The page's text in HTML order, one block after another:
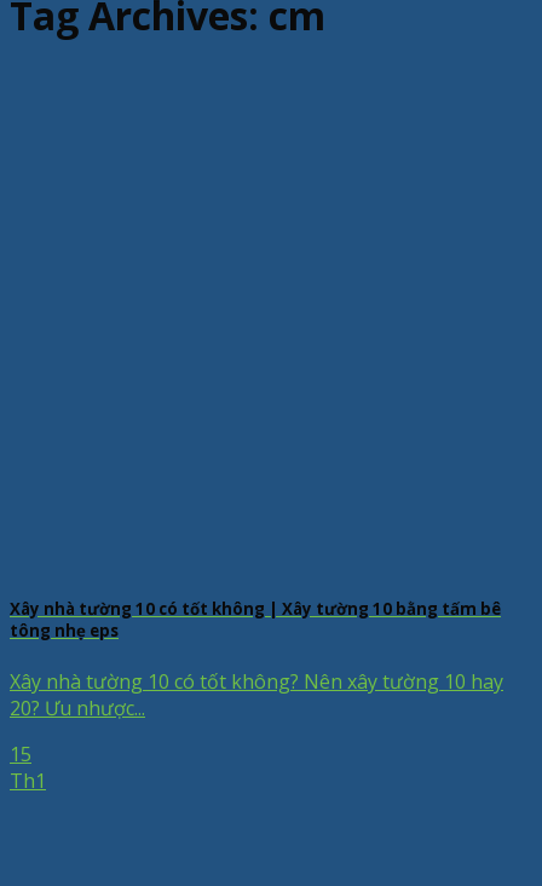
Tag Archives: cm
Xây nhà tường 10 có tốt không | Xây tường 10 bằng tấm bê
tông nhẹ eps
Xây nhà tường 10 có tốt không? Nên xây tường 10 hay
20? Ưu nhược...
15
Th1